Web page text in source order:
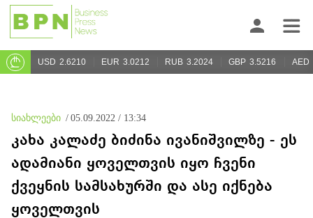
USD 2.6210 EUR 3.0212 RUB 3.2024 GBP 3.5216 AED
სიახლეები / 05.09.2022 / 13:34
კახა კალაძე ბიძინა ივანიშვილზე - ეს
ადამიანი ყოველთვის იყო ჩვენი
ქვეყნის სამსახურში და ასე იქნება
ყოველთვის